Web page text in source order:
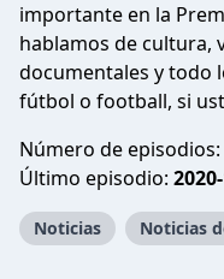
importante en la
hablamos de cultura,
documentales y todo
fútbol o football, si
Número de episodios:
Último episodio:
Noticias Noticias